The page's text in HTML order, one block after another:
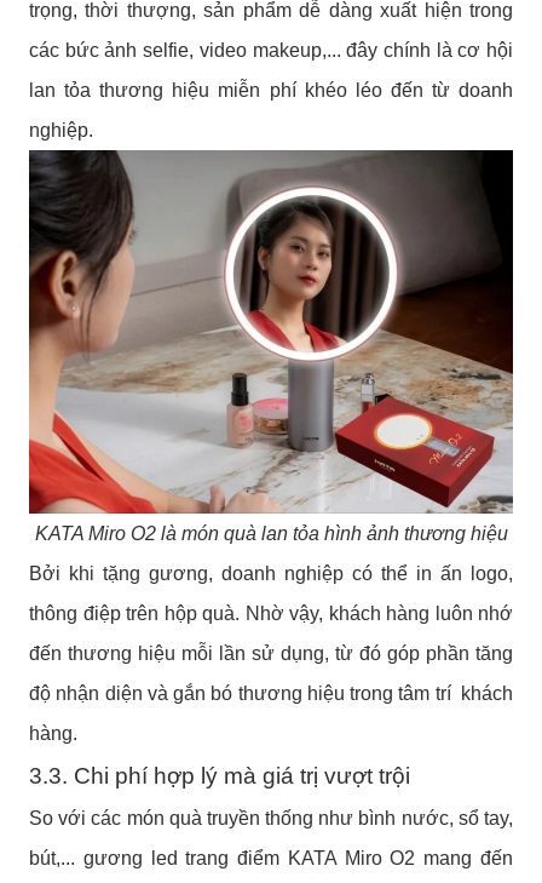
trọng, thời thượng, sản phẩm dễ dàng xuất hiện trong
các bức ảnh selfie, video makeup,... đây chính là cơ hội
lan tỏa thương hiệu miễn phí khéo léo đến từ doanh
nghiệp.
KATA Miro O2 là món quà lan tỏa hình ảnh thương hiệu
Bởi khi tặng gương, doanh nghiệp có thể in ấn logo,
thông điệp trên hộp quà. Nhờ vậy, khách hàng luôn nhớ
đến thương hiệu mỗi lần sử dụng, từ đó góp phần tăng
độ nhận diện và gắn bó thương hiệu trong tâm trí khách
hàng.
3.3. Chi phí hợp lý mà giá trị vượt trội
So với các món quà truyền thống như bình nước, sổ tay,
bút,... gương led trang điểm KATA Miro O2 mang đến